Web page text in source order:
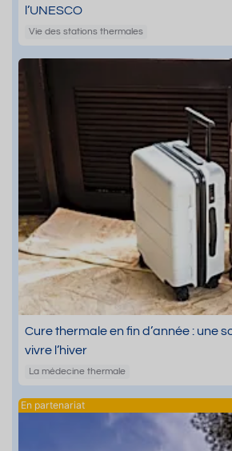
l’UNESCO
Vie des stations thermales
Cure thermale en fin d’année : une
vivre l’hiver
La médecine thermale